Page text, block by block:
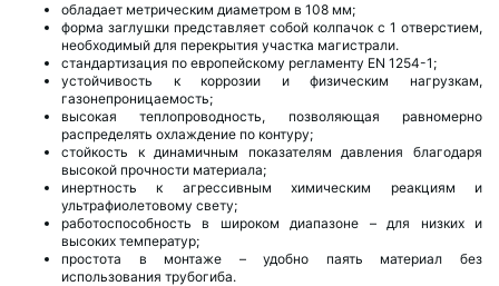
обладает метрическим диаметром в 108 мм;
форма заглушки представляет собой колпачок с 1 отверстием,
необходимый для перекрытия участка магистрали.
стандартизация по европейскому регламенту EN 1254-1;
устойчивость к коррозии и физическим нагрузкам,
газонепроницаемость;
высокая теплопроводность, позволяющая равномерно
распределять охлаждение по контуру;
стойкость к динамичным показателям давления благодаря
высокой прочности материала;
инертность к агрессивным химическим реакциям и
ультрафиолетовому свету;
работоспособность в широком диапазоне – для низких и
высоких температур;
простота в монтаже – удобно паять материал без
использования трубогиба.